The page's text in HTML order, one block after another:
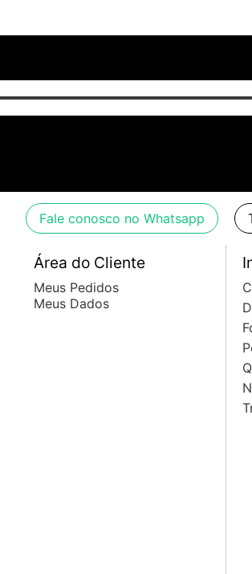
Fale conosco no Whatsapp
Área do Cliente
Meus Pedidos
Meus Dados